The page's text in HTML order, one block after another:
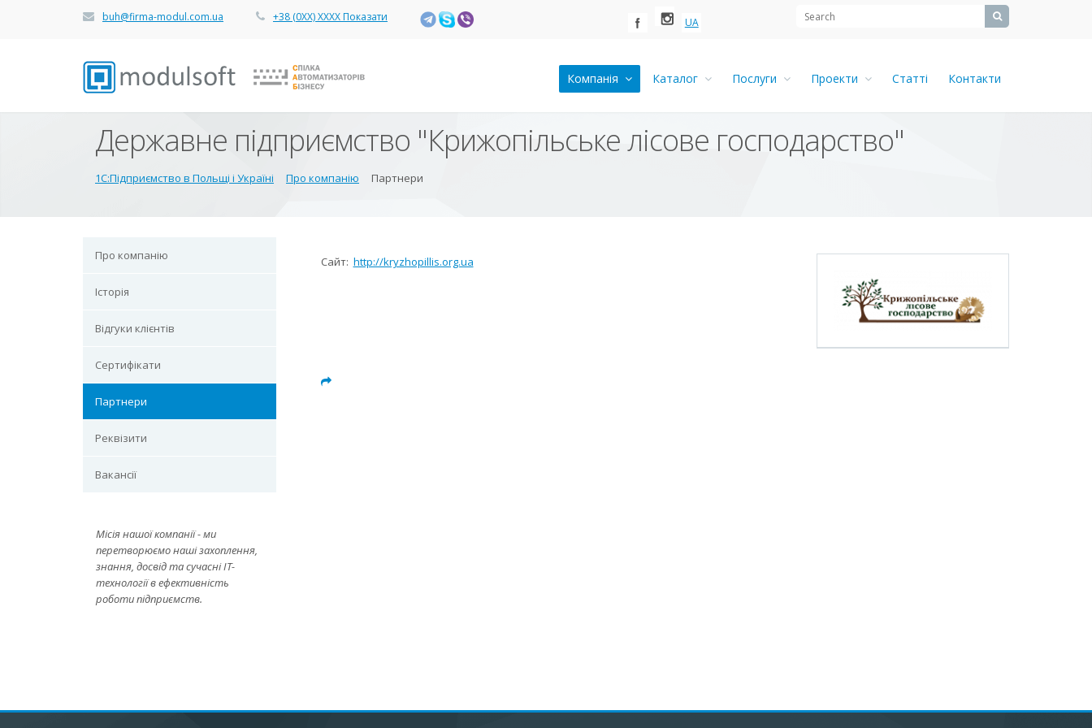
buh@firma-modul.com.ua +38 (0ХХ) ХХХХ Показати UA
Компанія Каталог Послуги Проекти Статті Контакти
Державне підприємство "Крижопільське лісове господарство"
1С:Підприємство в Польщі і Україні Про компанію Партнери
Про компанію
Історія
Відгуки клієнтів
Сертифікати
Партнери
Реквізити
Вакансії
Місія нашої компанії - ми
перетворюємо наші захоплення,
знання, досвід та сучасні IT-
технології в ефективність
роботи підприємств.
Сайт: http://kryzhopillis.org.ua